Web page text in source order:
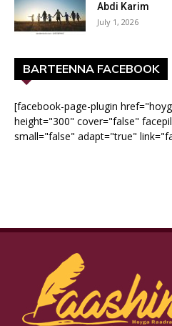
Abdi Karim
July 1, 2026
BARTEENNA FACEBOOK
[facebook-page-plugin
height="300" cover="false"
small="false" adapt="true"